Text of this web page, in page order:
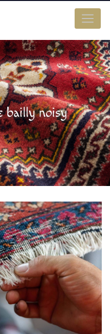
bailly noisy